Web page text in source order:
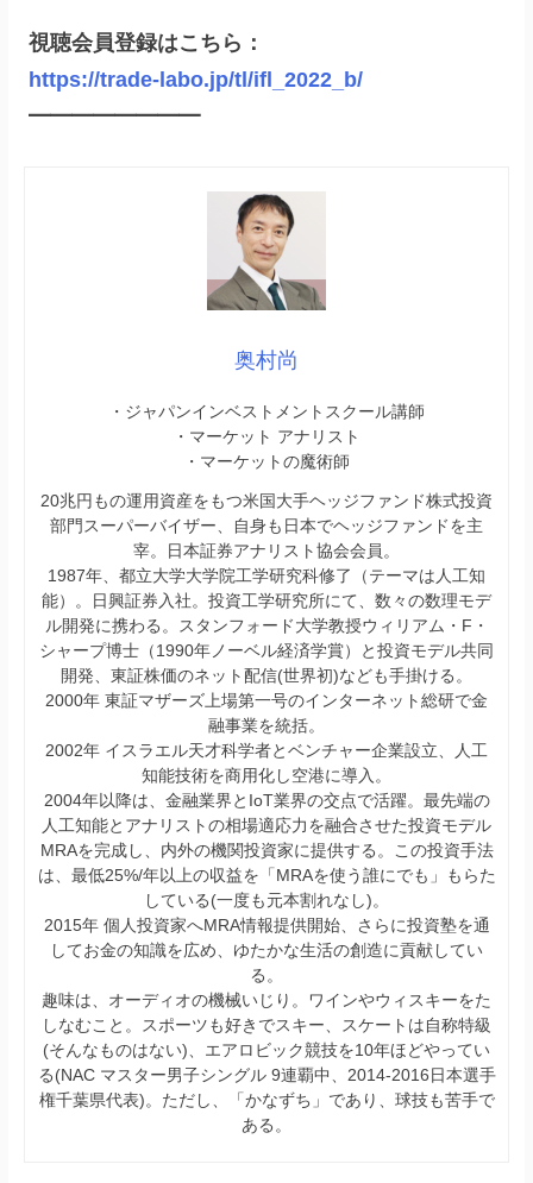
視聴会員登録はこちら：
https://trade-labo.jp/tl/ifl_2022_b/
━━━━━━━━
奥村尚
・ジャパンインベストメントスクール講師
・マーケット アナリスト
・マーケットの魔術師
20兆円もの運用資産をもつ米国大手ヘッジファンド株式投資
部門スーパーバイザー、自身も日本でヘッジファンドを主
宰。日本証券アナリスト協会会員。
1987年、都立大学大学院工学研究科修了（テーマは人工知
能）。日興証券入社。投資工学研究所にて、数々の数理モデ
ル開発に携わる。スタンフォード大学教授ウィリアム・F・
シャープ博士（1990年ノーベル経済学賞）と投資モデル共同
開発、東証株価のネット配信(世界初)なども手掛ける。
2000年 東証マザーズ上場第一号のインターネット総研で金
融事業を統括。
2002年 イスラエル天才科学者とベンチャー企業設立、人工
知能技術を商用化し空港に導入。
2004年以降は、金融業界とIoT業界の交点で活躍。最先端の
人工知能とアナリストの相場適応力を融合させた投資モデル
MRAを完成し、内外の機関投資家に提供する。この投資手法
は、最低25%/年以上の収益を「MRAを使う誰にでも」もらた
している(一度も元本割れなし)。
2015年 個人投資家へMRA情報提供開始、さらに投資塾を通
してお金の知識を広め、ゆたかな生活の創造に貢献してい
る。
趣味は、オーディオの機械いじり。ワインやウィスキーをた
しなむこと。スポーツも好きでスキー、スケートは自称特級
(そんなものはない)、エアロビック競技を10年ほどやってい
る(NAC マスター男子シングル 9連覇中、2014-2016日本選手
権千葉県代表)。ただし、「かなずち」であり、球技も苦手で
ある。